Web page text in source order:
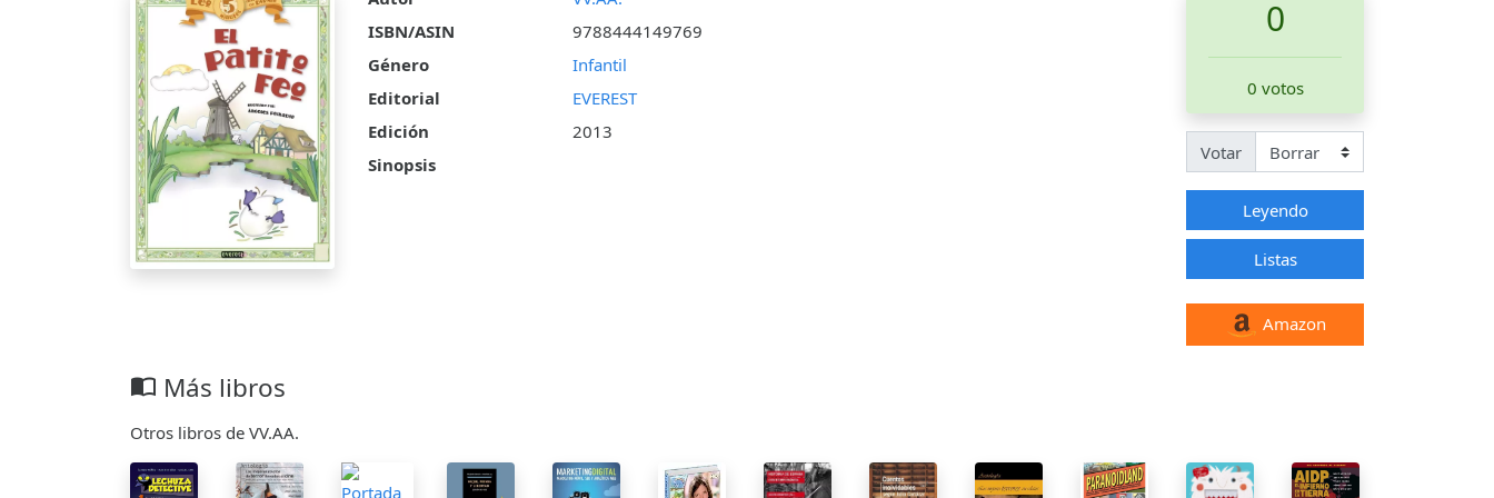
ISBN/ASIN
9788444149769
Género
Infantil
Editorial
EVEREST
Edición
2013
Sinopsis
0
0 votos
Votar
Leyendo
Listas
Amazon
import_contacts Más libros
Otros libros de VV.AA.